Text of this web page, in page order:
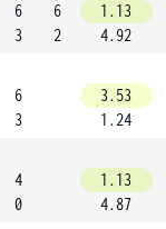
6
3
6
2
1.13
4.92
6
3
3.53
1.24
4
0
1.13
4.87